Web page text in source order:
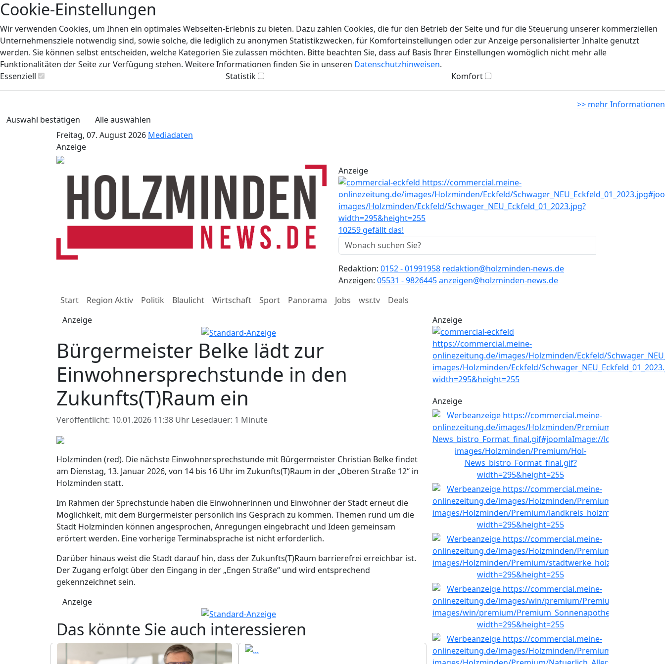
Cookie-Einstellungen
Wir verwenden Cookies, um Ihnen ein optimales Webseiten-Erlebnis zu bieten. Dazu zählen Cookies, die für den Betrieb der Seite und für die Steuerung unserer kommerziellen
Unternehmensziele notwendig sind, sowie solche, die lediglich zu anonymen Statistikzwecken, für Komforteinstellungen oder zur Anzeige personalisierter Inhalte genutzt
werden. Sie können selbst entscheiden, welche Kategorien Sie zulassen möchten. Bitte beachten Sie, dass auf Basis Ihrer Einstellungen womöglich nicht mehr alle
Funktionalitäten der Seite zur Verfügung stehen. Weitere Informationen finden Sie in unseren Datenschutzhinweisen.
Essenziell
Statistik Komfort
>> mehr Informationen
Auswahl bestätigen
Alle auswählen
Freitag, 07. August 2026 Mediadaten
Anzeige
Anzeige
10259 gefällt das!
Redaktion: 0152 - 01991958 redaktion@holzminden-news.de
Anzeigen: 05531 - 9826445anzeigen@holzminden-news.de
Start
Region Aktiv Politik Blaulicht Wirtschaft Sport Panorama Jobs wsr.tv
Deals
Anzeige
Bürgermeister Belke lädt zur
Einwohnersprechstunde in den
Zukunfts(T)Raum ein
Veröffentlicht: 10.01.2026 11:38 Uhr Lesedauer: 1 Minute
Holzminden (red). Die nächste Einwohnersprechstunde mit Bürgermeister Christian Belke findet
am Dienstag, 13. Januar 2026, von 14 bis 16 Uhr im Zukunfts(T)Raum in der „Oberen Straße 12“ in
Holzminden statt.
Im Rahmen der Sprechstunde haben die Einwohnerinnen und Einwohner der Stadt erneut die
Möglichkeit, mit dem Bürgermeister persönlich ins Gespräch zu kommen. Themen rund um die
Stadt Holzminden können angesprochen, Anregungen eingebracht und Ideen gemeinsam
erörtert werden. Eine vorherige Terminabsprache ist nicht erforderlich.
Darüber hinaus weist die Stadt darauf hin, dass der Zukunfts(T)Raum barrierefrei erreichbar ist.
Der Zugang erfolgt über den Eingang in der „Engen Straße“ und wird entsprechend
gekennzeichnet sein.
Anzeige
Das könnte Sie auch interessieren
Anzeige
Anzeige